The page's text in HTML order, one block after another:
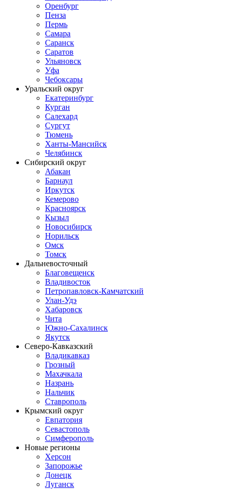
Оренбург
Пенза
Пермь
Самара
Саранск
Саратов
Ульяновск
Уфа
Чебоксары
Уральский округ
Екатеринбург
Курган
Салехард
Сургут
Тюмень
Ханты-Мансийск
Челябинск
Сибирский округ
Абакан
Барнаул
Иркутск
Кемерово
Красноярск
Кызыл
Новосибирск
Норильск
Омск
Томск
Дальневосточный
Благовещенск
Владивосток
Петропавловск-Камчатский
Улан-Удэ
Хабаровск
Чита
Южно-Сахалинск
Якутск
Северо-Кавказский
Владикавказ
Грозный
Махачкала
Назрань
Нальчик
Ставрополь
Крымский округ
Евпатория
Севастополь
Симферополь
Новые регионы
Херсон
Запорожье
Донецк
Луганск